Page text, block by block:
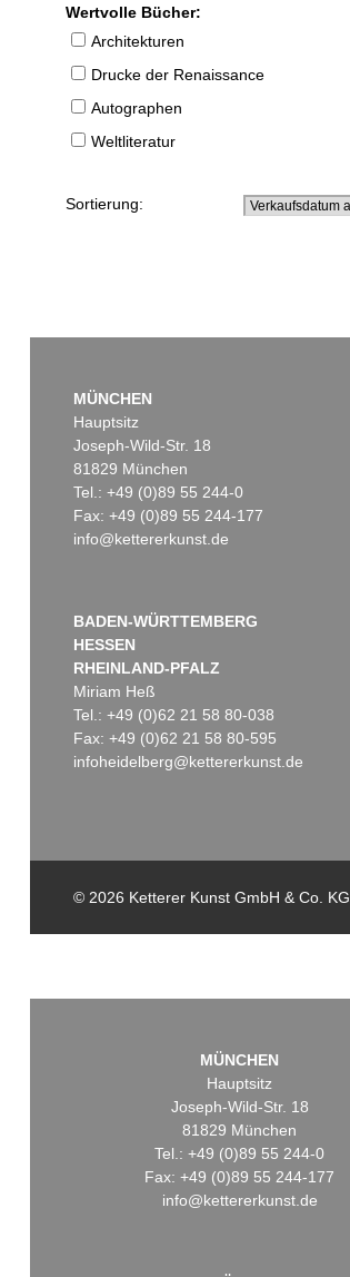
Wertvolle Bücher:
Architekturen
Drucke der Renaissance
Autographen
Weltliteratur
Sortierung:
MÜNCHEN
Hauptsitz
Joseph-Wild-Str. 18
81829 München
Tel.: +49 (0)89 55 244-0
Fax: +49 (0)89 55 244-177
info@kettererkunst.de
BADEN-WÜRTTEMBERG
HESSEN
RHEINLAND-PFALZ
Miriam Heß
Tel.: +49 (0)62 21 58 80-038
Fax: +49 (0)62 21 58 80-595
infoheidelberg@kettererkunst.de
© 2026 Ketterer Kunst GmbH & Co. KG
MÜNCHEN
Hauptsitz
Joseph-Wild-Str. 18
81829 München
Tel.: +49 (0)89 55 244-0
Fax: +49 (0)89 55 244-177
info@kettererkunst.de